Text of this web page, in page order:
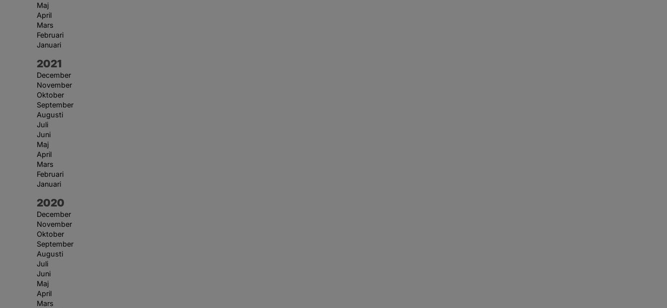
Maj
April
Mars
Februari
Januari
År:
2021
December
November
Oktober
September
Augusti
Juli
Juni
Maj
April
Mars
Februari
Januari
År:
2020
December
November
Oktober
September
Augusti
Juli
Juni
Maj
April
Mars